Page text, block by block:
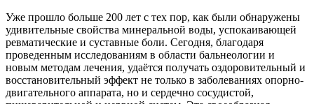
Уже прошло больше 200 лет с тех пор, как были обнаружены
удивительные свойства минеральной воды, успокаивающей
ревматические и суставные боли. Сегодня, благодаря
проведенным исследованиям в области бальнеологии и
новым методам лечения, удаётся получать оздоровительный и
восстановительный эффект не только в заболеваниях опорно-
двигательного аппарата, но и сердечно сосудистой,